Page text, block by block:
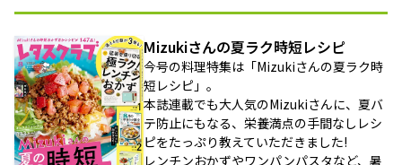
Mizukiさんの夏ラク時短レシピ
今号の料理特集は「Mizukiさんの夏ラク時
短レシピ」。
本誌連載でも大人気のMizukiさんに、夏バ
テ防止にもなる、栄養満点の手間なしレシ
ピをたっぷり教えていただきました!
レンチンおかずやワンパンパスタなど、暑